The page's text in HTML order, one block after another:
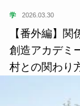
学 2026.03.30
【番外編】
創造アカデミ
村との関わり